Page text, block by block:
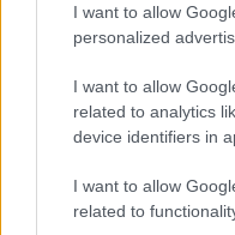
I want to allow
personalized
I want to allow
related to analytics
device identifiers in
I want to allow
related to
Αναλύοντας τι
αποδώσουν τα νέα
κορονοϊούπου
ο κυβερνητικός